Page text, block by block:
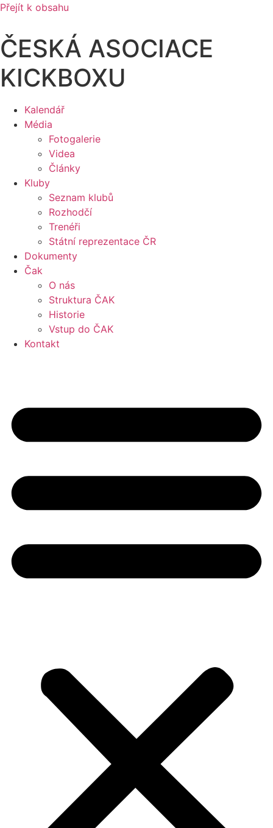
Přejít k obsahu
ČESKÁ ASOCIACE
KICKBOXU
Kalendář
Média
Fotogalerie
Videa
Články
Kluby
Seznam klubů
Rozhodčí
Trenéři
Státní reprezentace ČR
Dokumenty
Čak
O nás
Struktura ČAK
Historie
Vstup do ČAK
Kontakt